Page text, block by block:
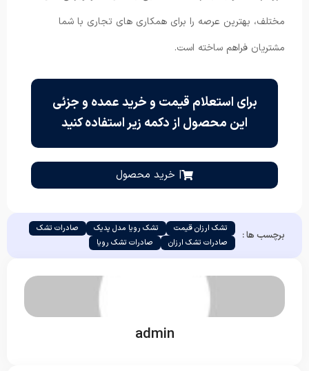
مختلف، بهترین عرصه را برای همکاری های تجاری با شما
مشتریان فراهم ساخته است.
برای استعلام قیمت و خرید عمده و جزئی
این محصول از دکمه زیر استفاده کنید
| خرید محصول
برچسب ها : تشک ارزان قیمت تشک رویا مدل پدیک
صادرات تشک
صادرات تشک ارزان
صادرات تشک رویا
admin